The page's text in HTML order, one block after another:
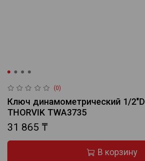
(0)
Ключ динамометрический 1/
THORVIK TWA3735
31 865 ₸
В корзину